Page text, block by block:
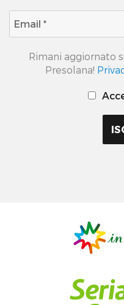
Rimani aggiornato
Presolana!